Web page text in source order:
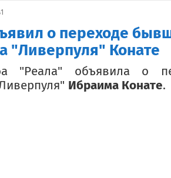
о переходе
"Ливерпуля" Конате
"Реала" объявила о
Ибраима Конате.